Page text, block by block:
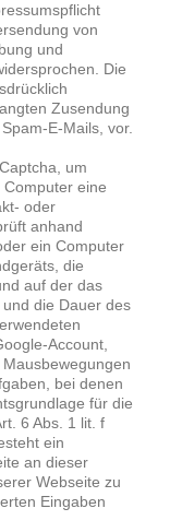
von
und
Die
Zusendung
E-Mails, vor.
um
eine
oder
anhand
ein Computer
die
auf der das
die Dauer des
Account,
bei denen
für die
6 Abs. 1 lit. f
ein
an dieser
Webseite zu
Eingaben